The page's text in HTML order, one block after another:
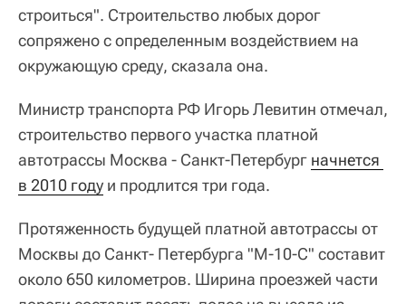
строиться". Строительство любых дорог
сопряжено с определенным воздействием на
окружающую среду, сказала она.
Министр транспорта РФ Игорь Левитин отмечал,
строительство первого участка платной
автотрассы Москва - Санкт-Петербург начнется
в 2010 году и продлится три года.
Протяженность будущей платной автотрассы от
Москвы до Санкт- Петербурга "М-10-С" составит
около 650 километров. Ширина проезжей части